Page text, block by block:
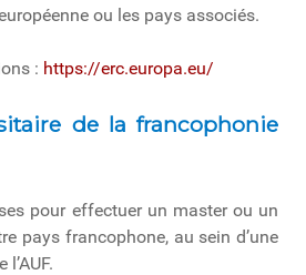
ou les pays associés.
: https://erc.europa.eu/
de la francophonie
pour effectuer un master ou un
pays francophone, au sein d’une